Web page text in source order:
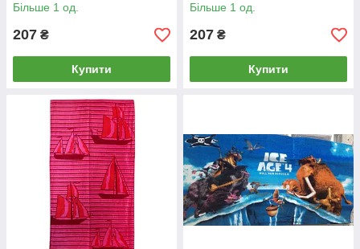
Більше 1 од.
207 ₴
Купити
Більше 1 од.
207 ₴
Купити